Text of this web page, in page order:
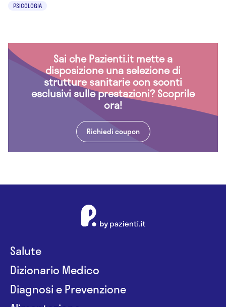
PSICOLOGIA
Sai che Pazienti.it mette a
disposizione una selezione di
strutture sanitarie con sconti
esclusivi sulle prestazioni? Scoprile
ora!
Richiedi coupon
Salute
Dizionario Medico
Diagnosi e Prevenzione